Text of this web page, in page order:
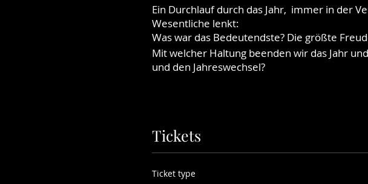
Ein Durchlauf durch das Jahr, immer in der
Wesentliche lenkt:
Was war das Bedeutendste? Die größte
Mit welcher Haltung beenden wir das Jahr
und den Jahreswechsel?
Die vorherige Teilnahme an der Basis-Trilogie
Interessant ist dieESCAPADE Onlineauch für
dort gewonnenen Erfahrungen zu vertiefen
Tickets
Ticket type